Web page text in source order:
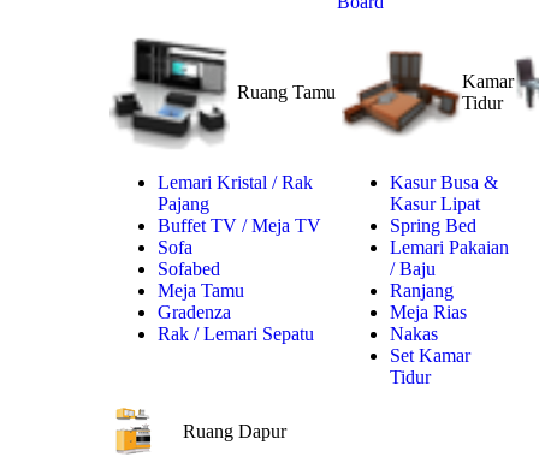
Ruang Tamu
Lemari Kristal / Rak
Pajang
Buffet TV / Meja TV
Sofa
Sofabed
Meja Tamu
Gradenza
Rak / Lemari Sepatu
Kamar
Tidur
Kasur Busa &
Kasur Lipat
Spring Bed
Lemari Pakaian
/ Baju
Ranjang
Meja Rias
Nakas
Set Kamar
Tidur
Ruang Dapur